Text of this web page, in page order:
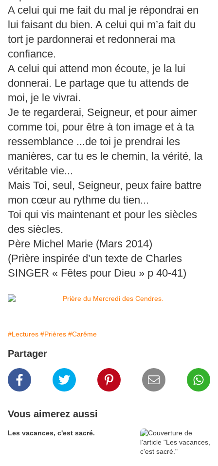
A celui qui me fait du mal je répondrai en
lui faisant du bien. A celui qui m’a fait du
tort je pardonnerai et redonnerai ma
confiance.
A celui qui attend mon écoute, je la lui
donnerai. Le partage que tu attends de
moi, je le vivrai.
Je te regarderai, Seigneur, et pour aimer
comme toi, pour être à ton image et à ta
ressemblance ...de toi je prendrai les
manières, car tu es le chemin, la vérité, la
véritable vie...
Mais Toi, seul, Seigneur, peux faire battre
mon cœur au rythme du tien...
Toi qui vis maintenant et pour les siècles
des siècles.
Père Michel Marie (Mars 2014)
(Prière inspirée d’un texte de Charles
SINGER « Fêtes pour Dieu » p 40-41)
#Lectures #Prières #Carême
Partager
Vous aimerez aussi
Les vacances, c'est sacré.